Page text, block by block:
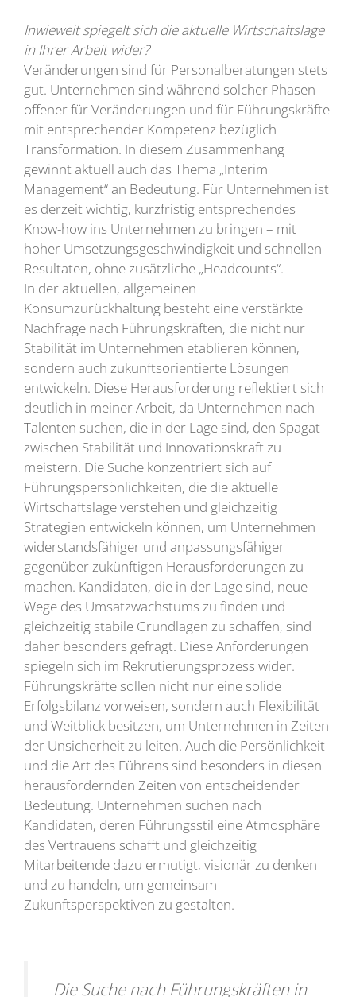
Inwieweit spiegelt sich die aktuelle Wirtschaftslage
in Ihrer Arbeit wider?
Veränderungen sind für Personalberatungen stets
gut. Unternehmen sind während solcher Phasen
offener für Veränderungen und für Führungskräfte
mit entsprechender Kompetenz bezüglich
Transformation. In diesem Zusammenhang
gewinnt aktuell auch das Thema „Interim
Management“ an Bedeutung. Für Unternehmen ist
es derzeit wichtig, kurzfristig entsprechendes
Know-how ins Unternehmen zu bringen – mit
hoher Umsetzungsgeschwindigkeit und schnellen
Resultaten, ohne zusätzliche „Headcounts“.
In der aktuellen, allgemeinen
Konsumzurückhaltung besteht eine verstärkte
Nachfrage nach Führungskräften, die nicht nur
Stabilität im Unternehmen etablieren können,
sondern auch zukunftsorientierte Lösungen
entwickeln. Diese Herausforderung reflektiert sich
deutlich in meiner Arbeit, da Unternehmen nach
Talenten suchen, die in der Lage sind, den Spagat
zwischen Stabilität und Innovationskraft zu
meistern. Die Suche konzentriert sich auf
Führungspersönlichkeiten, die die aktuelle
Wirtschaftslage verstehen und gleichzeitig
Strategien entwickeln können, um Unternehmen
widerstandsfähiger und anpassungsfähiger
gegenüber zukünftigen Herausforderungen zu
machen. Kandidaten, die in der Lage sind, neue
Wege des Umsatzwachstums zu finden und
gleichzeitig stabile Grundlagen zu schaffen, sind
daher besonders gefragt. Diese Anforderungen
spiegeln sich im Rekrutierungsprozess wider.
Führungskräfte sollen nicht nur eine solide
Erfolgsbilanz vorweisen, sondern auch Flexibilität
und Weitblick besitzen, um Unternehmen in Zeiten
der Unsicherheit zu leiten. Auch die Persönlichkeit
und die Art des Führens sind besonders in diesen
herausfordernden Zeiten von entscheidender
Bedeutung. Unternehmen suchen nach
Kandidaten, deren Führungsstil eine Atmosphäre
des Vertrauens schafft und gleichzeitig
Mitarbeitende dazu ermutigt, visionär zu denken
und zu handeln, um gemeinsam
Zukunftsperspektiven zu gestalten.
Die Suche nach Führungskräften in